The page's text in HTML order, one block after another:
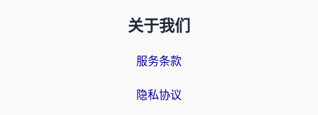
关于我们
服务条款
隐私协议